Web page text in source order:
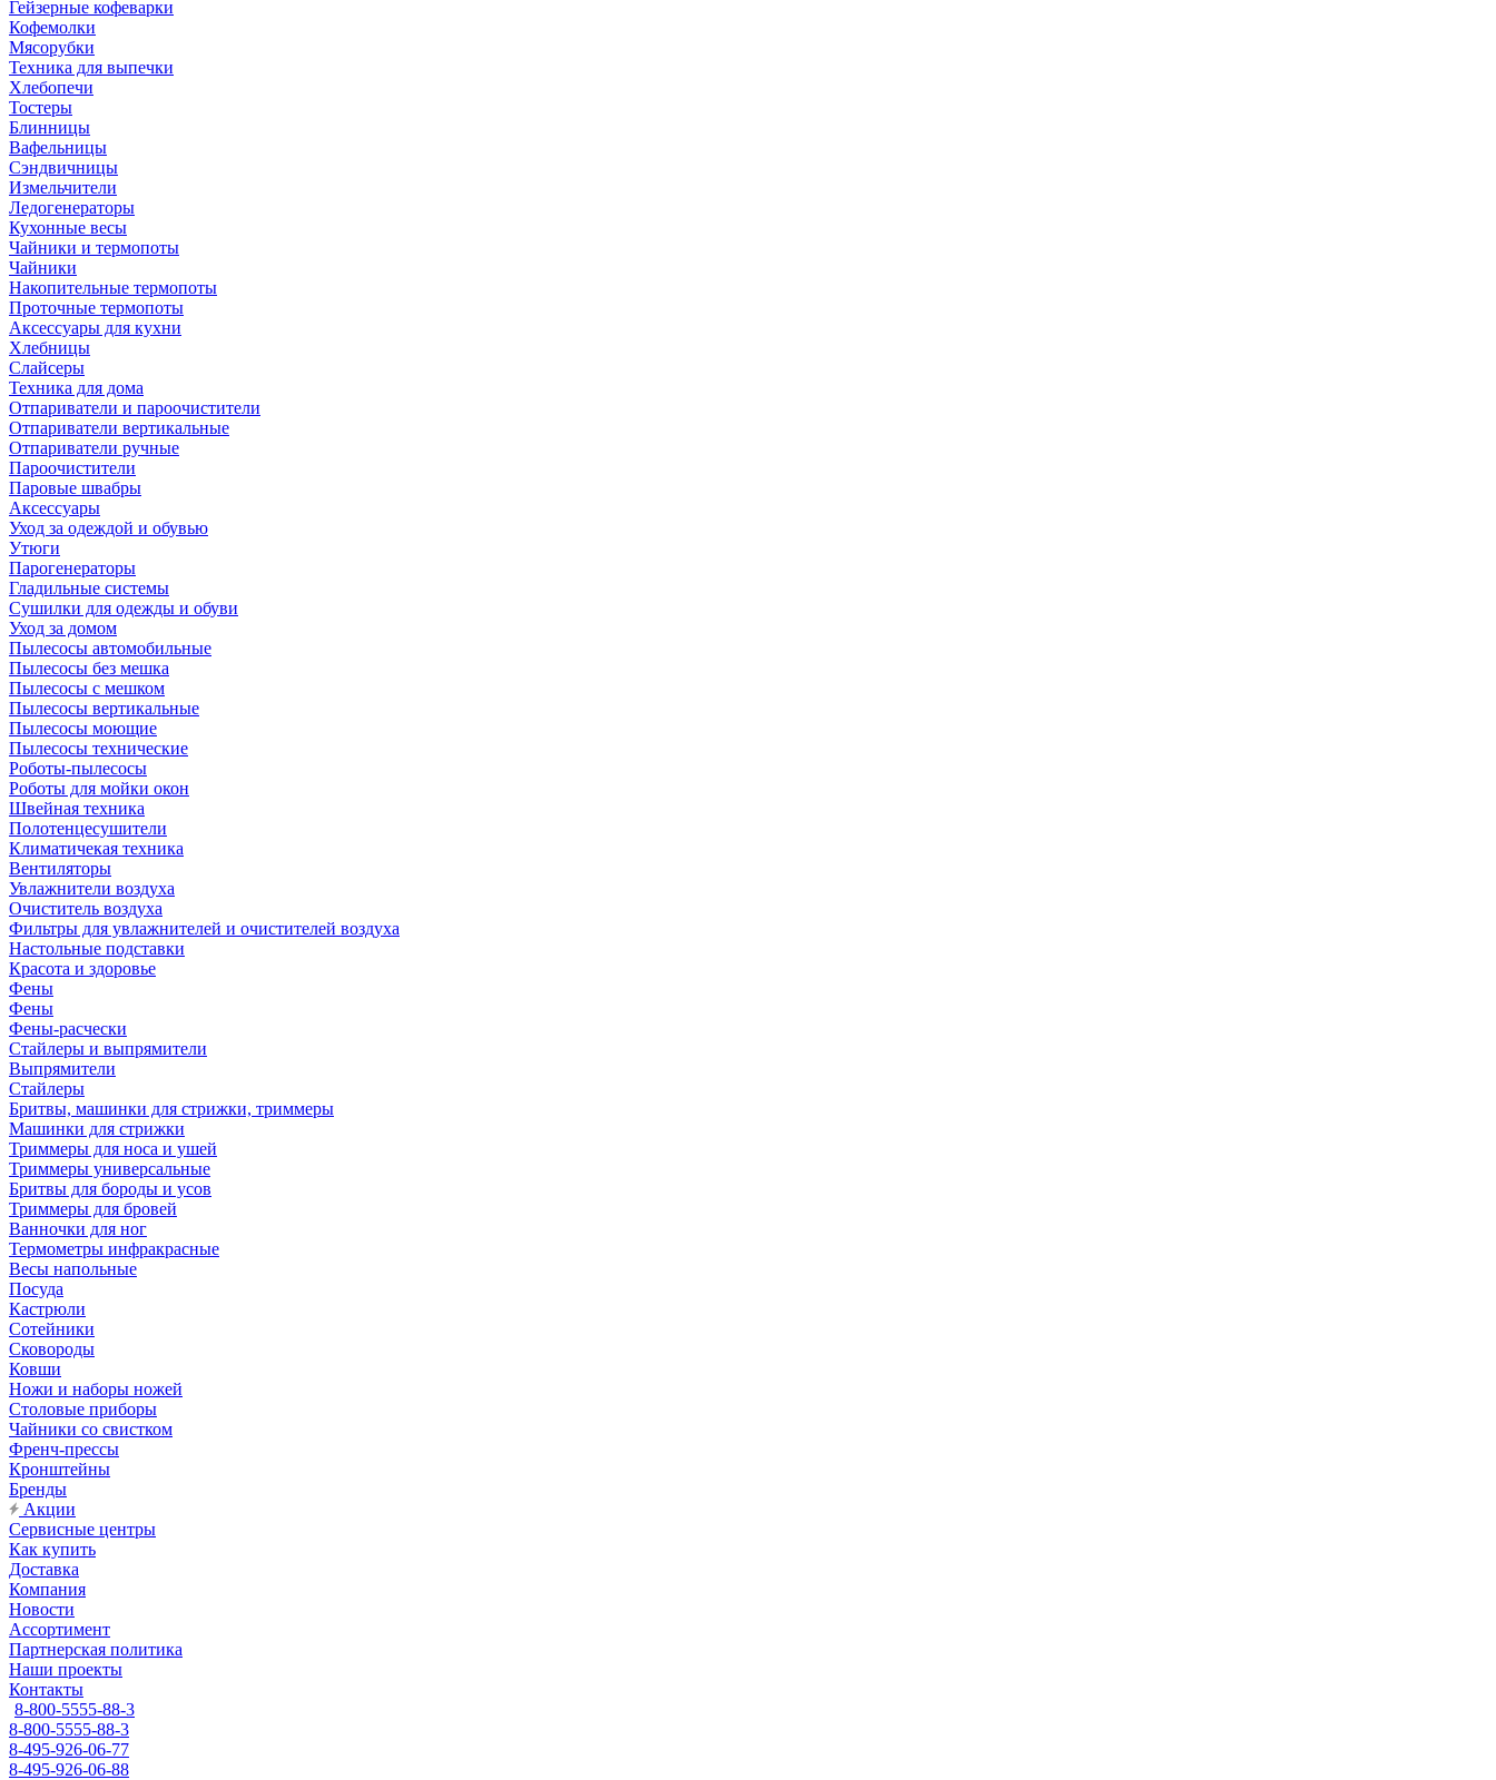
Гейзерные кофеварки
Кофемолки
Мясорубки
Техника для выпечки
Хлебопечи
Тостеры
Блинницы
Вафельницы
Сэндвичницы
Измельчители
Ледогенераторы
Кухонные весы
Чайники и термопоты
Чайники
Накопительные термопоты
Проточные термопоты
Аксессуары для кухни
Хлебницы
Слайсеры
Техника для дома
Отпариватели и пароочистители
Отпариватели вертикальные
Отпариватели ручные
Пароочистители
Паровые швабры
Аксессуары
Уход за одеждой и обувью
Утюги
Парогенераторы
Гладильные системы
Сушилки для одежды и обуви
Уход за домом
Пылесосы автомобильные
Пылесосы без мешка
Пылесосы с мешком
Пылесосы вертикальные
Пылесосы моющие
Пылесосы технические
Роботы-пылесосы
Роботы для мойки окон
Швейная техника
Полотенцесушители
Климатичекая техника
Вентиляторы
Увлажнители воздуха
Очиститель воздуха
Фильтры для увлажнителей и очистителей воздуха
Настольные подставки
Красота и здоровье
Фены
Фены
Фены-расчески
Стайлеры и выпрямители
Выпрямители
Стайлеры
Бритвы, машинки для стрижки, триммеры
Машинки для стрижки
Триммеры для носа и ушей
Триммеры универсальные
Бритвы для бороды и усов
Триммеры для бровей
Ванночки для ног
Термометры инфракрасные
Весы напольные
Посуда
Кастрюли
Сотейники
Сковороды
Ковши
Ножи и наборы ножей
Столовые приборы
Чайники со свистком
Френч-прессы
Кронштейны
Бренды
Акции
Сервисные центры
Как купить
Доставка
Компания
Новости
Ассортимент
Партнерская политика
Наши проекты
Контакты
8-800-5555-88-3
8-800-5555-88-3
8-495-926-06-77
8-495-926-06-88